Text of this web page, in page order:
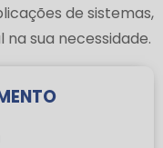
de sistemas,
sua necessidade.